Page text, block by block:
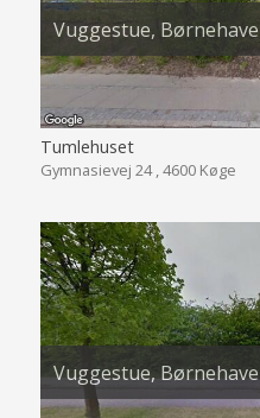
Vuggestue, Børnehave
Tumlehuset
Gymnasievej 24 , 4600 Køge
Vuggestue, Børnehave